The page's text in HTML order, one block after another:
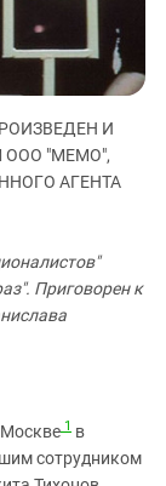
И
ООО "МЕМО",
АГЕНТА
Приговорен к
1 в
сотрудником